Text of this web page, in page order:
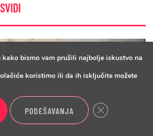
bismo vam pružili najbolje iskustvo na
koristimo ili da ih isključite možete
PODEŠAVANJA Close GDPR